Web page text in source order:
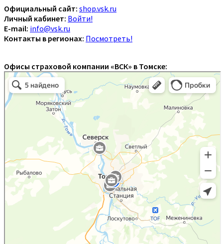
Официальный сайт: shop.vsk.ru
Личный кабинет: Войти!
E-mail: info@vsk.ru
Контакты в регионах: Посмотреть!
Офисы страховой компании «ВСК» в Томске: